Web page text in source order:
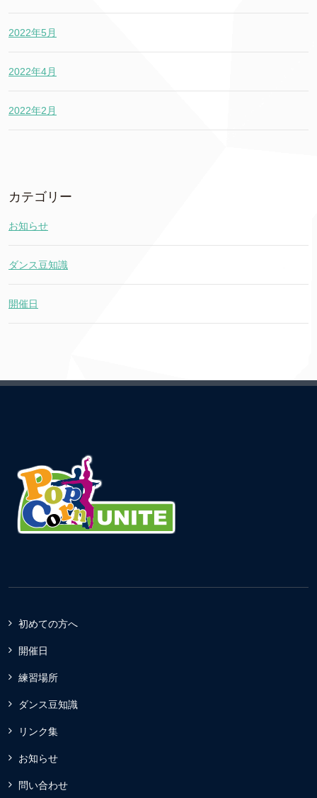
2022年5月
2022年4月
2022年2月
カテゴリー
お知らせ
ダンス豆知識
開催日
初めての方へ
開催日
練習場所
ダンス豆知識
リンク集
お知らせ
問い合わせ